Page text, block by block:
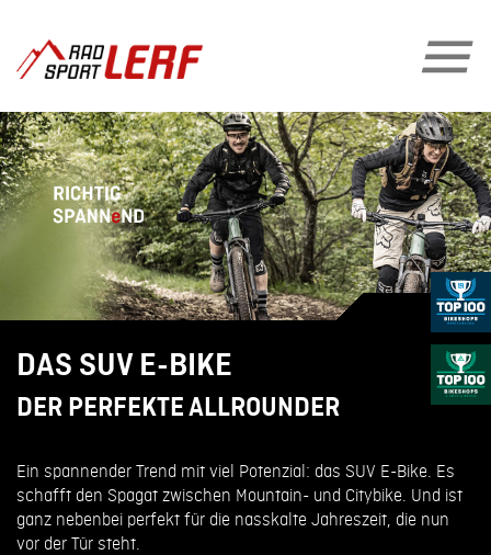
DAS SUV E-BIKE
DER PERFEKTE ALLROUNDER
Ein spannender Trend mit viel Potenzial: das SUV E-Bike. Es
schafft den Spagat zwischen Mountain- und Citybike. Und ist
ganz nebenbei perfekt für die nasskalte Jahreszeit, die nun
vor der Tür steht.